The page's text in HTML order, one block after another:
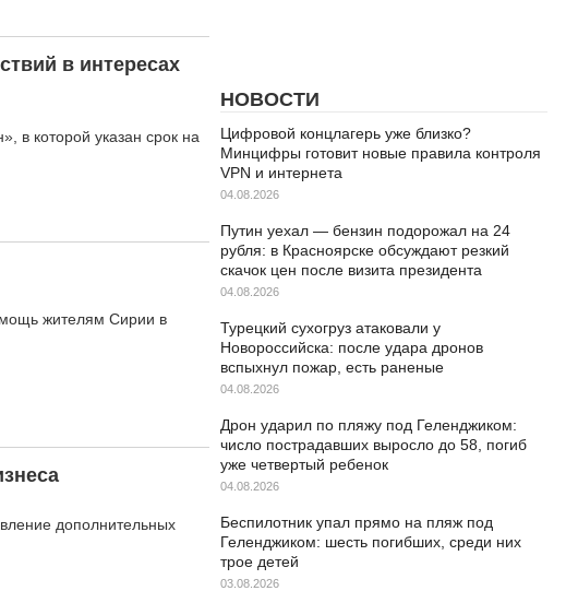
в интересах
в которой указан срок на
жителям Сирии в
дополнительных
НОВОСТИ
Цифровой концлагерь уже близко?
Минцифры готовит новые правила контроля
VPN и интернета
04.08.2026
Путин уехал — бензин подорожал на 24
рубля: в Красноярске обсуждают резкий
скачок цен после визита президента
04.08.2026
Турецкий сухогруз атаковали у
Новороссийска: после удара дронов
вспыхнул пожар, есть раненые
04.08.2026
Дрон ударил по пляжу под Геленджиком:
число пострадавших выросло до 58, погиб
уже четвертый ребенок
04.08.2026
Беспилотник упал прямо на пляж под
Геленджиком: шесть погибших, среди них
трое детей
03.08.2026